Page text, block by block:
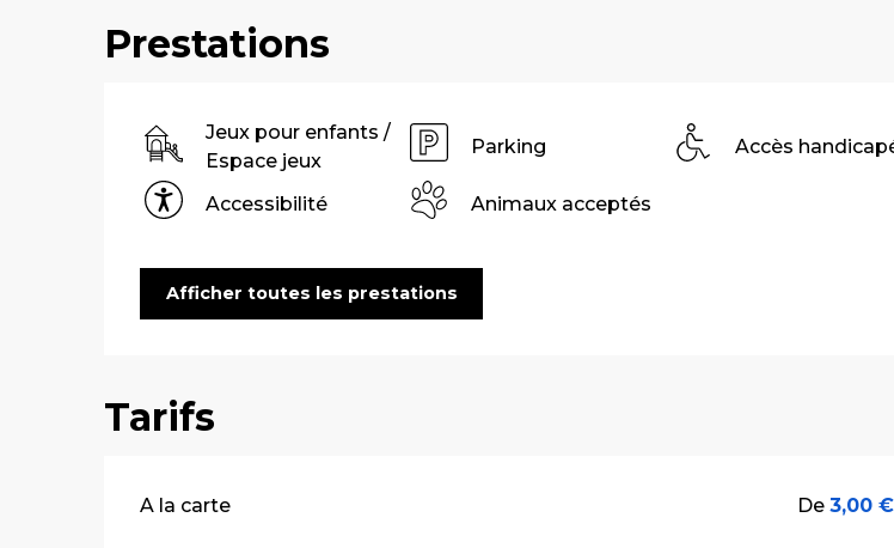
Prestations
Jeux pour enfants /
Espace jeux
Parking Accès
Accessibilité Animaux acceptés
Afficher toutes les prestations
Tarifs
Tarifs 2026
A la carte De3,00 €